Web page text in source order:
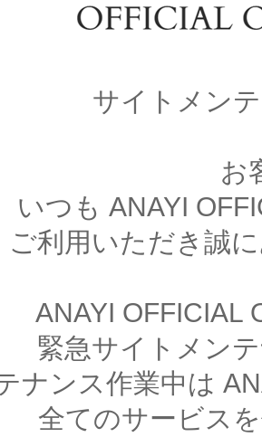
サイトメン
お
いつも ANAYI
ご利用いただき誠
ANAYI OFFICIAL
緊急サイトメン
ナンス作業中は
全てのサービス